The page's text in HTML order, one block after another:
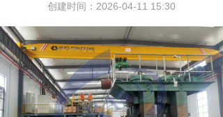
创建时间： 2026-04-11 15:30